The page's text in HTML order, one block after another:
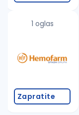
1 oglas
Zapratite